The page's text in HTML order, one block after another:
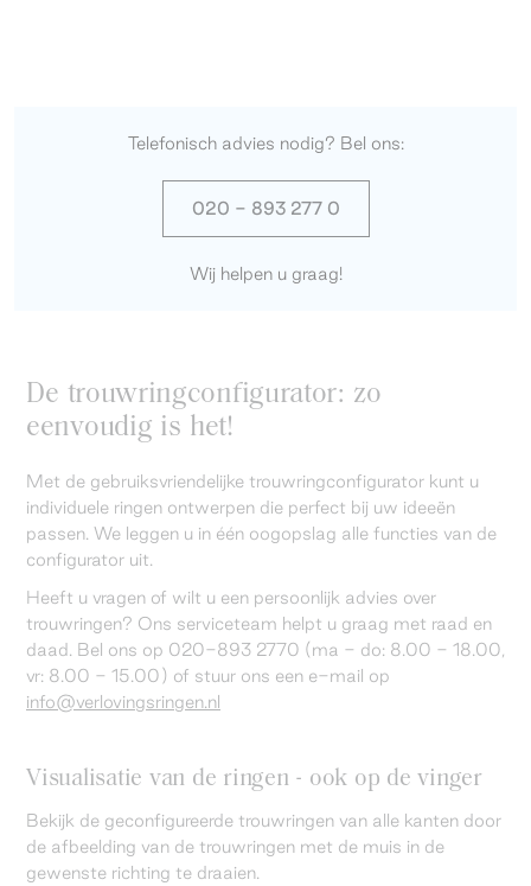
Telefonisch advies nodig? Bel ons:
020 - 893 277 0
Wij helpen u graag!
De trouwringconfigurator: zo
eenvoudig is het!
Met de gebruiksvriendelijke trouwringconfigurator kunt u
individuele ringen ontwerpen die perfect bij uw ideeën
passen. We leggen u in één oogopslag alle functies van de
configurator uit.
Heeft u vragen of wilt u een persoonlijk advies over
trouwringen? Ons serviceteam helpt u graag met raad en
daad. Bel ons op 020-893 2770 (ma - do: 8.00 - 18.00,
vr: 8.00 - 15.00) of stuur ons een e-mail op
info@verlovingsringen.nl
Visualisatie van de ringen - ook op de vinger
Bekijk de geconfigureerde trouwringen van alle kanten door
de afbeelding van de trouwringen met de muis in de
gewenste richting te draaien.